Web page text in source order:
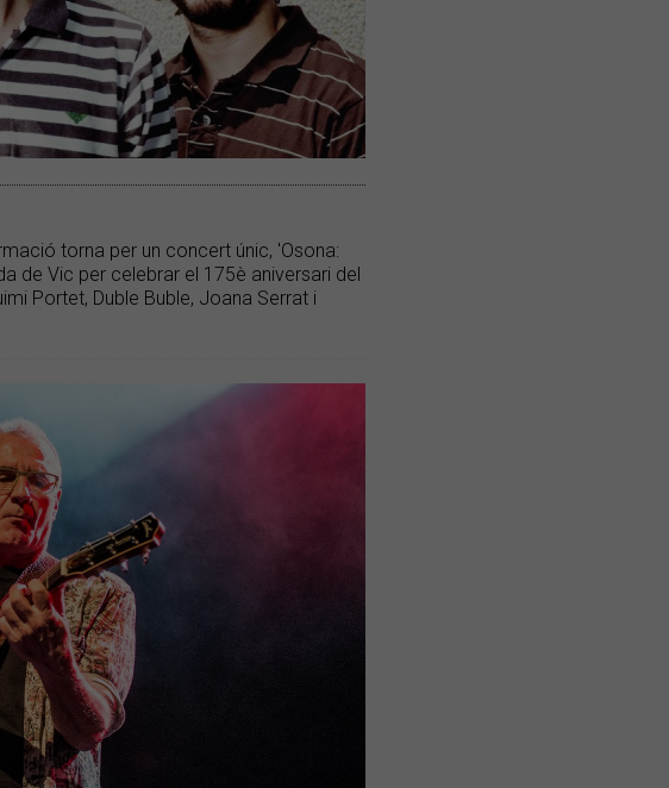
torna per un concert únic, 'Osona:
de Vic per celebrar el 175è aniversari del
Portet, Duble Buble, Joana Serrat i